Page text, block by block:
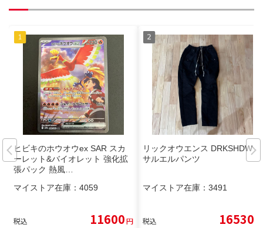
ヒビキのホウオウex SAR スカ
ーレット&バイオレット 強化拡
張パック 熱風…
マイストア在庫： 4059
税込 11600円
リックオウエンス DRKSHDW
サルエルパンツ
マイストア在庫： 3491
税込 16530